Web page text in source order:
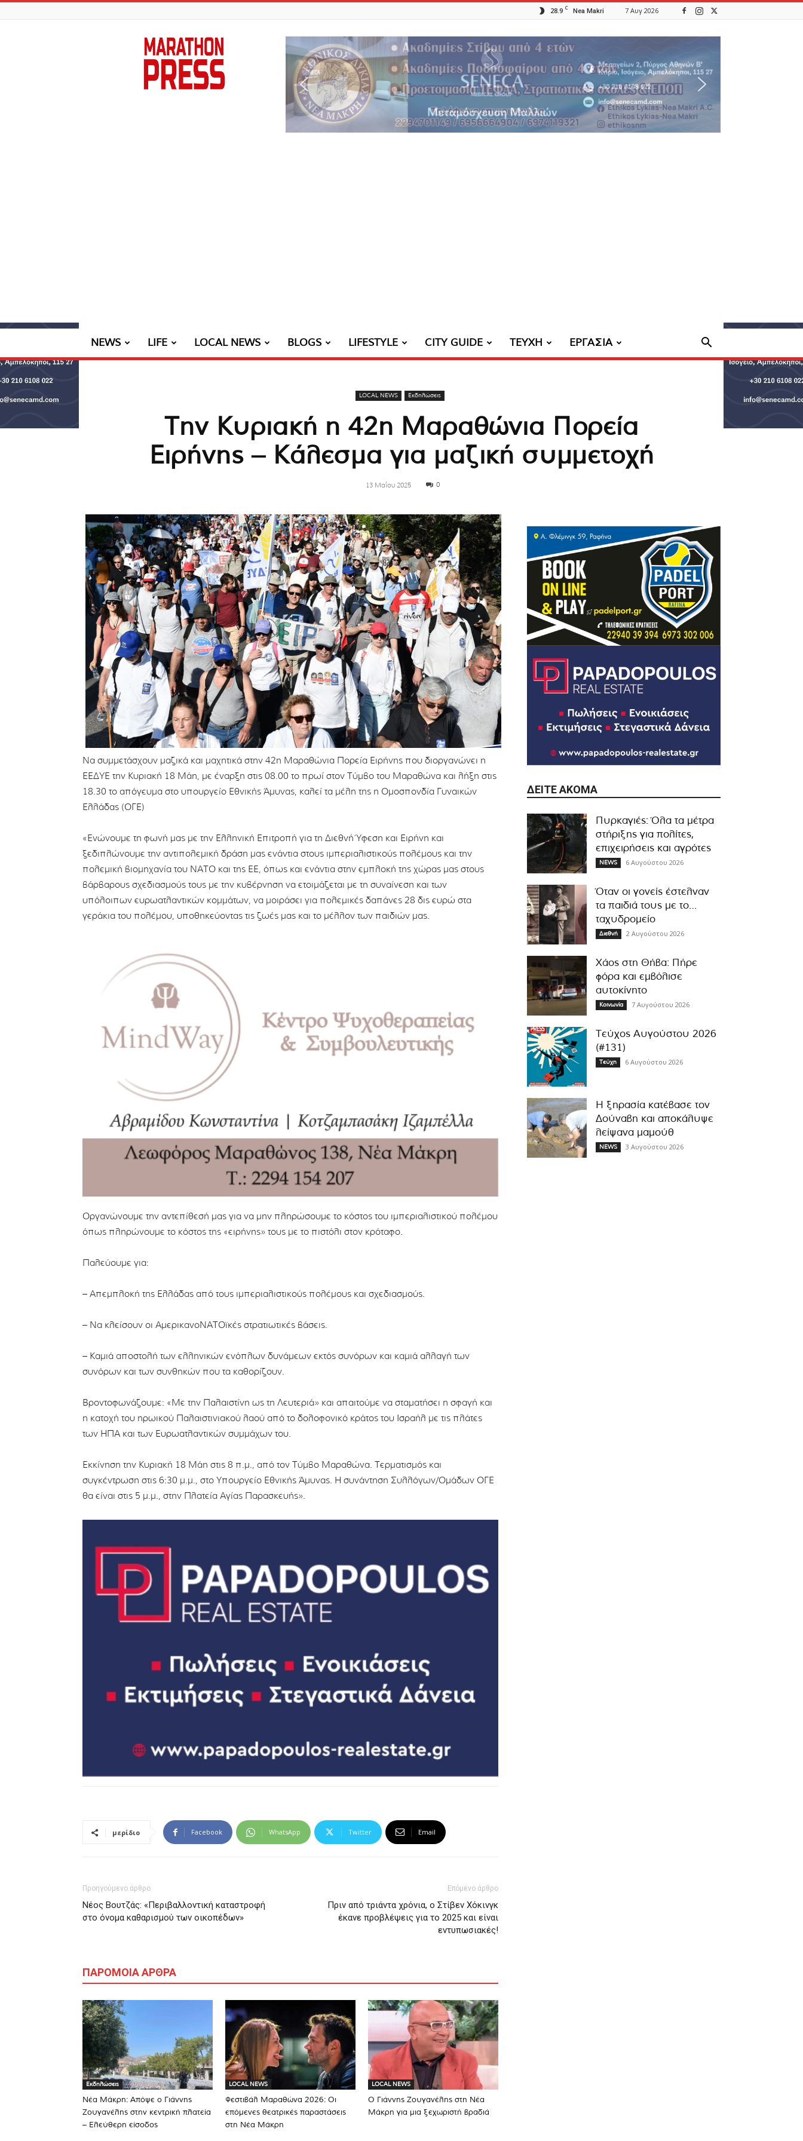
28.9 C Nea Makri 7 Αυγ 2026
Marathon
Press
NEWS LIFE LOCAL NEWS BLOGS LIFESTYLE CITY GUIDE ΤΕΥΧΗ ΕΡΓΑΣΙΑ
LOCAL NEWS Εκδηλώσεις
Την Κυριακή η 42η Μαραθώνια Πορεία
Ειρήνης – Κάλεσμα για μαζική συμμετοχή
13 Μαΐου 2025 0
Να συμμετάσχουν μαζικά και μαχητικά στην 42η Μαραθώνια Πορεία Ειρήνης που διοργανώνει η
ΕΕΔΥΕ την Κυριακή 18 Μάη, με έναρξη στις 08.00 το πρωί στον Τύμβο του Μαραθώνα και λήξη στις
18.30 το απόγευμα στο υπουργείο Εθνικής Άμυνας, καλεί τα μέλη της η Ομοσπονδία Γυναικών
Ελλάδας (ΟΓΕ)
«Ενώνουμε τη φωνή μας με την Ελληνική Επιτροπή για τη Διεθνή Ύφεση και Ειρήνη και
ξεδιπλώνουμε την αντιπολεμική δράση μας ενάντια στους ιμπεριαλιστικούς πολέμους και την
πολεμική βιομηχανία του ΝΑΤΟ και της ΕΕ, όπως και ενάντια στην εμπλοκή της χώρας μας στους
βάρβαρους σχεδιασμούς τους με την κυβέρνηση να ετοιμάζεται με τη συναίνεση και των
υπόλοιπων ευρωατλαντικών κομμάτων, να μοιράσει για πολεμικές δαπάνες 28 δις ευρώ στα
γεράκια του πολέμου, υποθηκεύοντας τις ζωές μας και το μέλλον των παιδιών μας.
Οργανώνουμε την αντεπίθεσή μας για να μην πληρώσουμε το κόστος του ιμπεριαλιστικού πολέμου
όπως πληρώνουμε το κόστος της «ειρήνης» τους με το πιστόλι στον κρόταφο.
Παλεύουμε για:
– Απεμπλοκή της Ελλάδας από τους ιμπεριαλιστικούς πολέμους και σχεδιασμούς.
– Να κλείσουν οι ΑμερικανοΝΑΤΟϊκές στρατιωτικές βάσεις.
– Καμιά αποστολή των ελληνικών ενόπλων δυνάμεων εκτός συνόρων και καμιά αλλαγή των
συνόρων και των συνθηκών που τα καθορίζουν.
Βροντοφωνάζουμε: «Με την Παλαιστίνη ως τη Λευτεριά» και απαιτούμε να σταματήσει η σφαγή και
η κατοχή του ηρωικού Παλαιστινιακού λαού από το δολοφονικό κράτος του Ισραήλ με τις πλάτες
των ΗΠΑ και των Ευρωατλαντικών συμμάχων του.
Εκκίνηση την Κυριακή 18 Μάη στις 8 π.μ., από τον Τύμβο Μαραθώνα. Τερματισμός και
συγκέντρωση στις 6:30 μ.μ., στο Υπουργείο Εθνικής Άμυνας. Η συνάντηση Συλλόγων/Ομάδων ΟΓΕ
θα είναι στις 5 μ.μ., στην Πλατεία Αγίας Παρασκευής».
μερίδιο Facebook WhatsApp Twitter Email
Προηγούμενο άρθρο
Νέος Βουτζάς: «Περιβαλλοντική καταστροφή
στο όνομα καθαρισμού των οικοπέδων»
Επόμενο άρθρο
Πριν από τριάντα χρόνια, ο Στίβεν Χόκινγκ
έκανε προβλέψεις για το 2025 και είναι
εντυπωσιακές!
ΠΑΡΟΜΟΙΑ ΑΡΘΡΑ
Εκδηλώσεις
Νέα Μάκρη: Απόψε ο Γιάννης
Ζουγανέλης στην κεντρική πλατεία
– Ελεύθερη είσοδος
LOCAL NEWS
Φεστιβάλ Μαραθώνα 2026: Οι
επόμενες θεατρικές παραστάσεις
στη Νέα Μάκρη
LOCAL NEWS
Ο Γιάννης Ζουγανέλης στη Νέα
Μάκρη για μια ξεχωριστή βραδιά
ΔΕΊΤΕ ΑΚΌΜΑ
Πυρκαγιές: Όλα τα μέτρα
στήριξης για πολίτες,
επιχειρήσεις και αγρότες
NEWS 6 Αυγούστου 2026
Όταν οι γονείς έστελναν
τα παιδιά τους με το…
ταχυδρομείο
Διεθνή 2 Αυγούστου 2026
Χάος στη Θήβα: Πήρε
φόρα και εμβόλισε
αυτοκίνητο
Κοινωνία 7 Αυγούστου 2026
Τεύχος Αυγούστου 2026
(#131)
Τεύχη 6 Αυγούστου 2026
Η ξηρασία κατέβασε τον
Δούναβη και αποκάλυψε
λείψανα μαμούθ
NEWS 3 Αυγούστου 2026